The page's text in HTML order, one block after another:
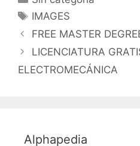
Etiquetas
IMAGES
FREE MASTER
LICENCIATURA
ELECTROMECÁNICA
Alphapedia